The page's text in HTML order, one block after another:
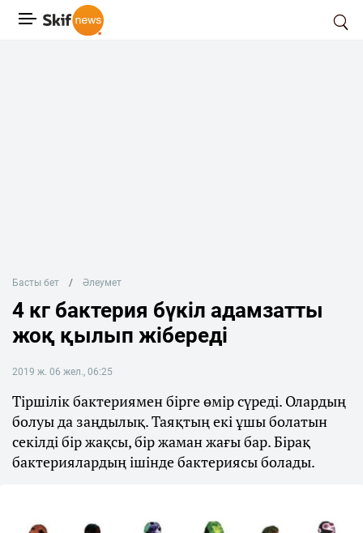
Басты бет Әлеумет
4 кг бактерия бүкіл адамзатты
жоқ қылып жібереді
2019 ж. 06 жел., 06:25
Тіршілік бактериямен бірге өмір сүреді. Олардың
болуы да заңдылық. Таяқтың екі ұшы болатын
секілді бір жақсы, бір жаман жағы бар. Бірақ
бактериялардың ішінде бактериясы болады.